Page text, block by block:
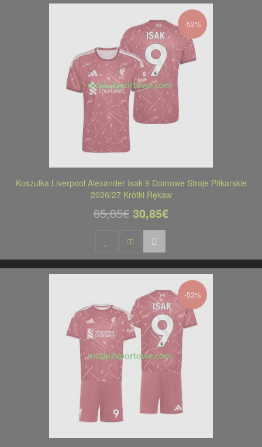
-53%
Koszulka Liverpool Alexander Isak 9 Domowe Stroje Piłkarskie
2026/27 Krótki Rękaw
65,85€ 30,85€
-53%